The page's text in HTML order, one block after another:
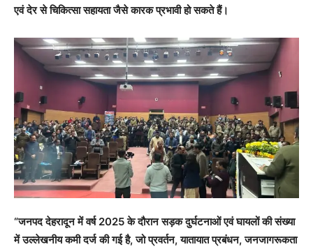
एवं देर से चिकित्सा सहायता जैसे कारक प्रभावी हो सकते हैं।
“जनपद देहरादून में वर्ष 2025 के दौरान सड़क दुर्घटनाओं एवं घायलों की संख्या
में उल्लेखनीय कमी दर्ज की गई है, जो प्रवर्तन, यातायात प्रबंधन, जनजागरूकता